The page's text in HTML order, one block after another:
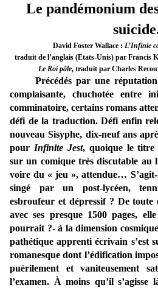
Le pandémonium
David Foster Wallace : L’Infinie
traduit de l’anglais (Etats-Unis) par Francis
Le Roi pâle, traduit par Charles
Précédés par une réputation
complaisante, chuchotée entre
comminatoire, certains romans
défi de la traduction. Défi enfin
nouveau Sisyphe, dix-neuf ans
pour Infinite Jest, quoique le titre
sur un comique très discutable au
voire du « jeu », attendue…
singé par un post-lycéen,
esbroufeur et dépressif ? De toute
avec ses presque 1500 pages,
pourrait ?- à la dimension
pathétique apprenti écrivain s’est
romanesque dont l’édification
puérilement et vaniteusement
l’examen. À moins qu’il